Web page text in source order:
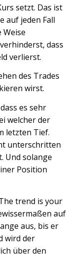
setzt. Das ist
auf jeden Fall
Weise
dass
verlierst.
des Trades
wirst.
es sehr
welcher der
letzten Tief.
unterschritten
Und solange
Position
trend is your
auf
aus, bis er
wird der
über den